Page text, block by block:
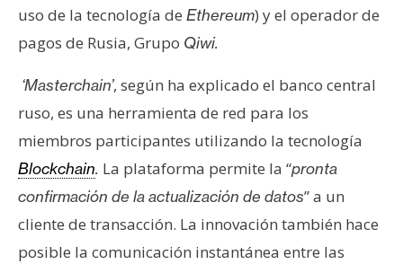
s
i
N
o
t
a
s
uso de la tecnología de Ethereum) y el operador de
pagos de Rusia, Grupo Qiwi.
‘Masterchain’, según ha explicado el banco central
ruso, es una herramienta de red para los
miembros participantes utilizando la tecnología
Blockchain. La plataforma permite la “pronta
confirmación de la actualización de datos” a un
cliente de transacción. La innovación también hace
posible la comunicación instantánea entre las